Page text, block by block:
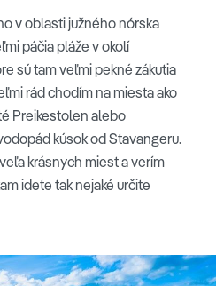
v oblasti južného nórska
páčia pláže v okolí
sú tam veľmi pekné zákutia
rád chodím na miesta ako
Preikestolen alebo
kúsok od Stavangeru.
krásnych miest a verím
idete tak nejaké určite